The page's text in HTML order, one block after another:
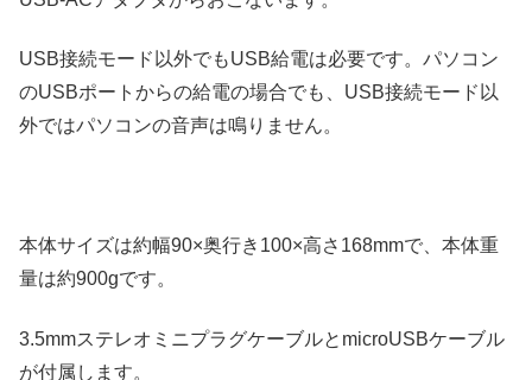
USB接続モード以外でもUSB給電は必要です。パソコン
のUSBポートからの給電の場合でも、USB接続モード以
外ではパソコンの音声は鳴りません。
本体サイズは約幅90×奥行き100×高さ168mmで、本体重
量は約900gです。
3.5mmステレオミニプラグケーブルとmicroUSBケーブル
が付属します。